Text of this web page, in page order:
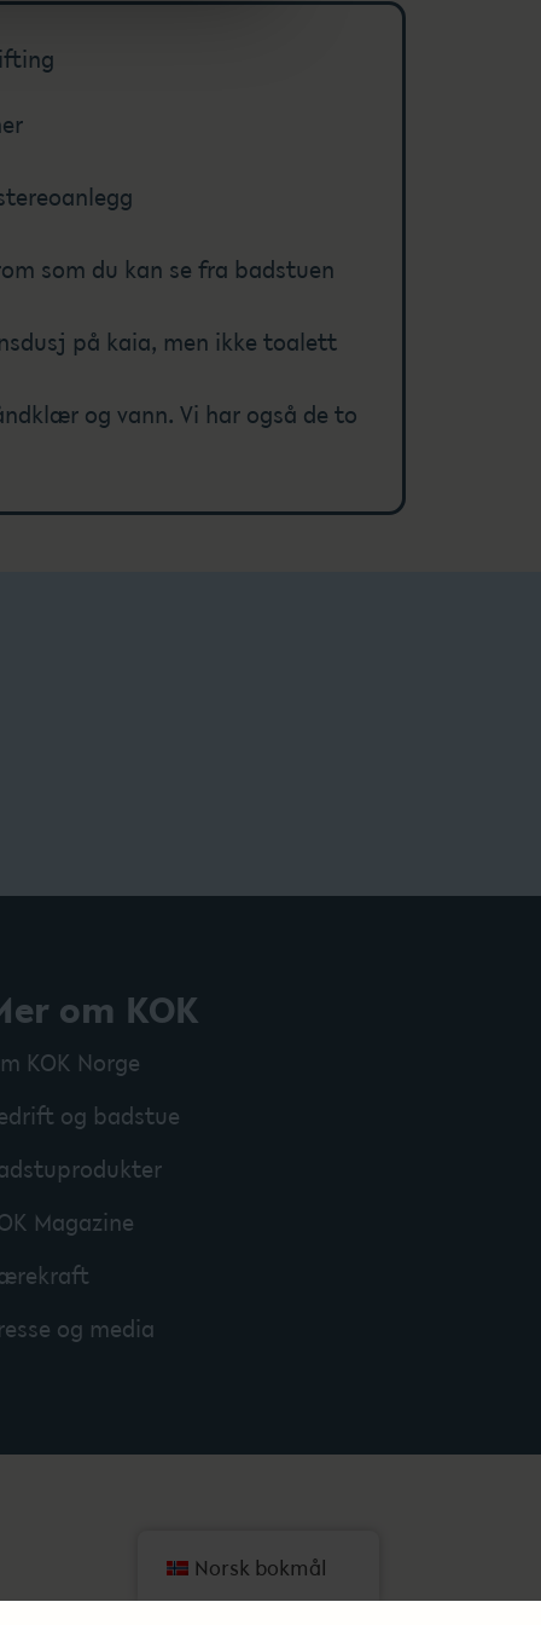
som du kan se fra badstuen
på kaia, men ikke toalett
og vann. Vi har også de to
om KOK
KOK Norge
og badstue
Magazine
og media
Norsk bokmål